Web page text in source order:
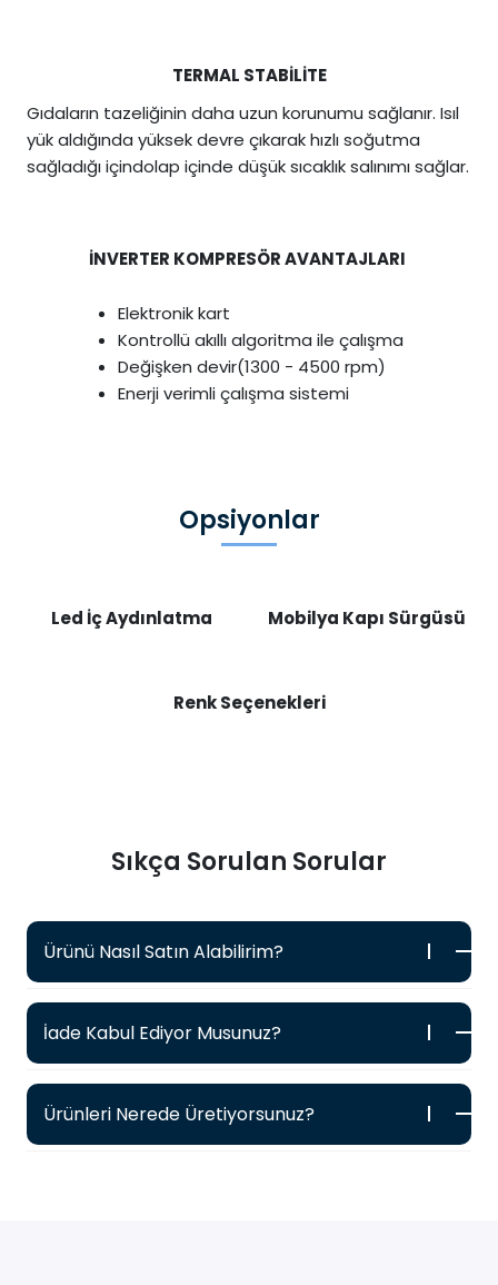
TERMAL STABİLİTE
Gıdaların tazeliğinin daha uzun korunumu sağlanır. Isıl
yük aldığında yüksek devre çıkarak hızlı soğutma
sağladığı içindolap içinde düşük sıcaklık salınımı sağlar.
İNVERTER KOMPRESÖR AVANTAJLARI
Elektronik kart
Kontrollü akıllı algoritma ile çalışma
Değişken devir(1300 - 4500 rpm)
Enerji verimli çalışma sistemi
Opsiyonlar
Led İç Aydınlatma Mobilya Kapı Sürgüsü
Renk Seçenekleri
Sıkça Sorulan Sorular
Ürünü Nasıl Satın Alabilirim?
İade Kabul Ediyor Musunuz?
Ürünleri Nerede Üretiyorsunuz?